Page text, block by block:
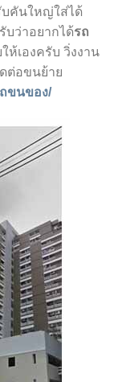
คันใหญ่ใส่ได้
บว่าอยากได้รถ
ห้เองครับ วิ่งงาน
ต่อขนย้าย
ขนของ/